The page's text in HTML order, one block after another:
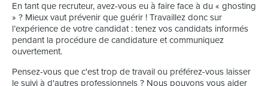
En tant que recruteur, avez-vous eu à faire face à du « ghosting
» ? Mieux vaut prévenir que guérir ! Travaillez donc sur
l’expérience de votre candidat : tenez vos candidats informés
pendant la procédure de candidature et communiquez
ouvertement.
Pensez-vous que c'est trop de travail ou préférez-vous laisser
le suivi à d'autres professionnels ? Nous pouvons vous aider